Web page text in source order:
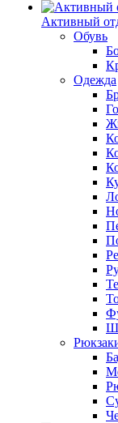
Активный
Обувь
Одежда